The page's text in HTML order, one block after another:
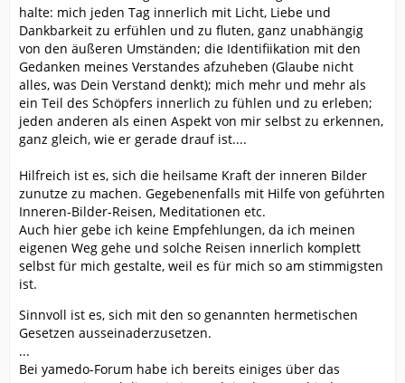
halte: mich jeden Tag innerlich mit Licht, Liebe und
Dankbarkeit zu erfühlen und zu fluten, ganz unabhängig
von den äußeren Umständen; die Identifiikation mit den
Gedanken meines Verstandes afzuheben (Glaube nicht
alles, was Dein Verstand denkt); mich mehr und mehr als
ein Teil des Schöpfers innerlich zu fühlen und zu erleben;
jeden anderen als einen Aspekt von mir selbst zu erkennen,
ganz gleich, wie er gerade drauf ist....
Hilfreich ist es, sich die heilsame Kraft der inneren Bilder
zunutze zu machen. Gegebenenfalls mit Hilfe von geführten
Inneren-Bilder-Reisen, Meditationen etc.
Auch hier gebe ich keine Empfehlungen, da ich meinen
eigenen Weg gehe und solche Reisen innerlich komplett
selbst für mich gestalte, weil es für mich so am stimmigsten
ist.
Sinnvoll ist es, sich mit den so genannten hermetischen
Gesetzen ausseinaderzusetzen.
...
Bei yamedo-Forum habe ich bereits einiges über das